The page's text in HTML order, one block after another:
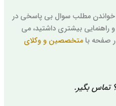
خواندن مطلب سوال بی پاسخی در
و راهنمایی بیشتری داشتید، می
صفحه بامتخصصین و وکلای
تماس بگیر.